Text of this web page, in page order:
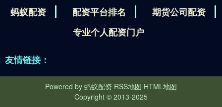
蚂蚁配资 配资平台排名
期货公司配资
专业个人配资门户
友情链接：
Powered by 蚂蚁配资 RSS地图 HTML地图
Copyright © 2013-2025